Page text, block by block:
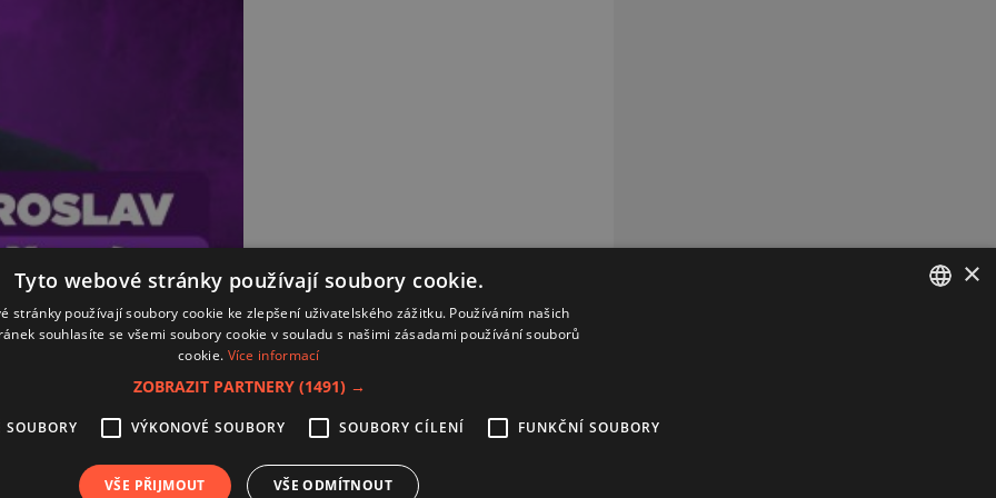
Kontakt
Zásady používání souborů cookies
Zpracování osobních údajů
×
Tyto webové stránky používají soubory cookie.
stránky používají soubory cookie ke zlepšení uživatelského zážitku. Používáním našich
souhlasíte se všemi soubory cookie v souladu s našimi zásadami používání souborů
cookie. Více informací
ZOBRAZIT PARTNERY (1491) →
SOUBORY VÝKONOVÉ SOUBORY SOUBORY CÍLENÍ FUNKČNÍ SOUBORY
VŠE PŘIJMOUT VŠE ODMÍTNOUT